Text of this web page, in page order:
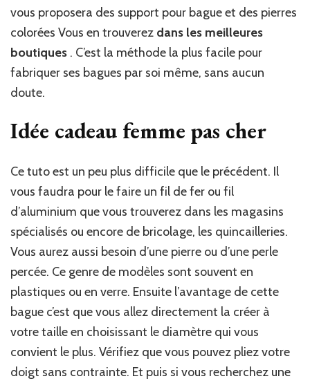
vous proposera des support pour bague et des pierres
colorées Vous en trouverez dans les meilleures
boutiques . C’est la méthode la plus facile pour
fabriquer ses bagues par soi même, sans aucun
doute.
Idée cadeau femme pas cher
Ce tuto est un peu plus difficile que le précédent. Il
vous faudra pour le faire un fil de fer ou fil
d’aluminium que vous trouverez dans les magasins
spécialisés ou encore de bricolage, les quincailleries.
Vous aurez aussi besoin d’une pierre ou d’une perle
percée. Ce genre de modèles sont souvent en
plastiques ou en verre. Ensuite l’avantage de cette
bague c’est que vous allez directement la créer à
votre taille en choisissant le diamètre qui vous
convient le plus. Vérifiez que vous pouvez pliez votre
doigt sans contrainte. Et puis si vous recherchez une